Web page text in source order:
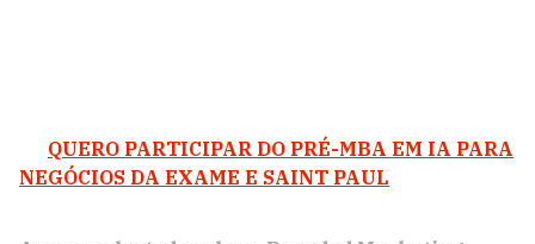
QUERO PARTICIPAR DO PRÉ-MBA EM IA PARA
NEGÓCIOS DA EXAME E SAINT PAUL